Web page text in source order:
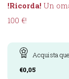
!Ricorda! Un
100 €!
Acquista
€0,05